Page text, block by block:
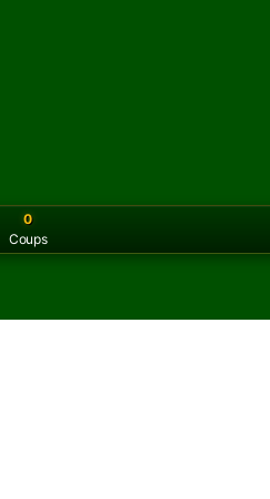
0
Coups